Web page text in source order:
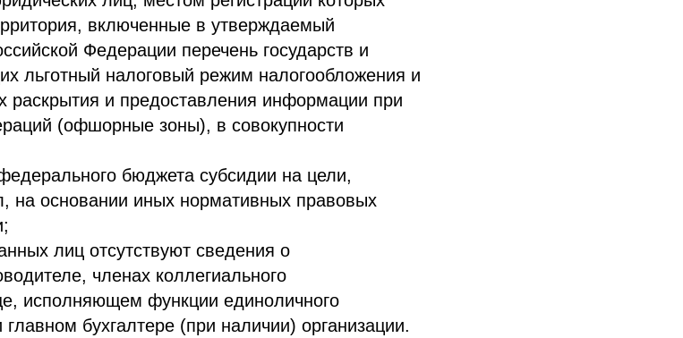
включенные в утверждаемый
Федерации перечень государств и
льготный налоговый режим налогообложения и
и предоставления информации при
(офшорные зоны), в совокупности
бюджета субсидии на цели,
на основании иных нормативных правовых
лиц отсутствуют сведения о
членах коллегиального
исполняющем функции единоличного
бухгалтере (при наличии) организации.